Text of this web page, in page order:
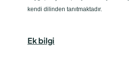
kendi dilinden tanıtmaktadır.
Ek bilgi